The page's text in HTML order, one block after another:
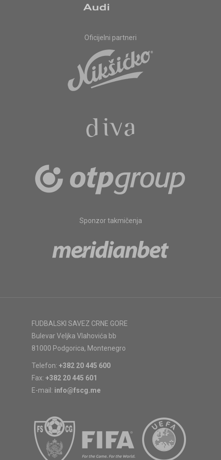
Oficijelni partneri
Sponzor takmičenja
FUDBALSKI SAVEZ CRNE GORE
Bulevar Veljka Vlahovića bb
81000 Podgorica, Montenegro
Telefon: +382 20 445 600
Fax: +382 20 445 601
E-mail: info@fscg.me